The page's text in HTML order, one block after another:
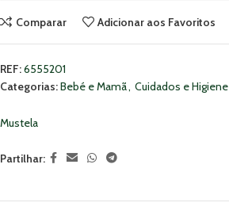
Comparar Adicionar aos Favoritos
REF:6555201
Categorias:Bebé e Mamã, Cuidados e Higiene
Mustela
Partilhar: